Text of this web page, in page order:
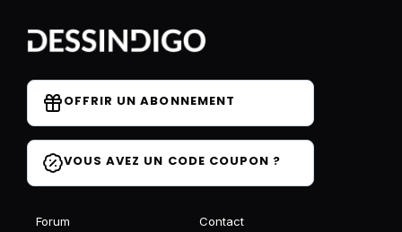
OFFRIR UN ABONNEMENT
VOUS AVEZ UN CODE COUPON ?
Forum Contact